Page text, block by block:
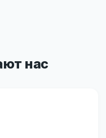
нас